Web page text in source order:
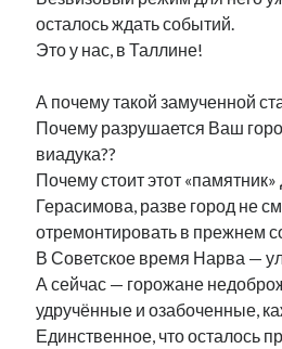
осталось ждать событий.
Это у нас, в Таллине!
А почему такой замученной
Почему разрушается Ваш
виадука??
Почему стоит этот
Герасимова, разве город не
отремонтировать в прежнем
В Советское время Нарва —
А сейчас — горожане
удручённые и озабоченные,
Единственное, что осталось